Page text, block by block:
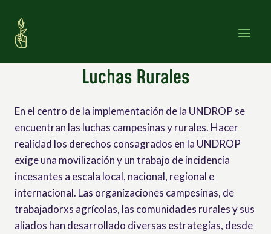
contenido
Luchas Rurales
En el centro de la implementación de la UNDROP se
encuentran las luchas campesinas y rurales. Hacer
realidad los derechos consagrados en la UNDROP
exige una movilización y un trabajo de incidencia
incesantes a escala local, nacional, regional e
internacional. Las organizaciones campesinas, de
trabajadorxs agrícolas, las comunidades rurales y sus
aliados han desarrollado diversas estrategias, desde